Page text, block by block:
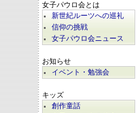
女子パウロ会とは
新世紀ルーツへの巡礼
信仰の挑戦
女子パウロ会ニュース
お知らせ
イベント・勉強会
キッズ
創作童話